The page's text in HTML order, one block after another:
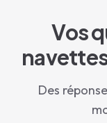
Vos
Des